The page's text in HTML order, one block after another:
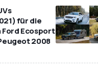
für die
Ford Ecosport
2008